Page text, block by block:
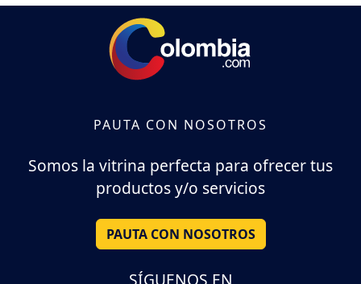
PAUTA CON NOSOTROS
Somos la vitrina perfecta para ofrecer tus
productos y/o servicios
PAUTA CON NOSOTROS